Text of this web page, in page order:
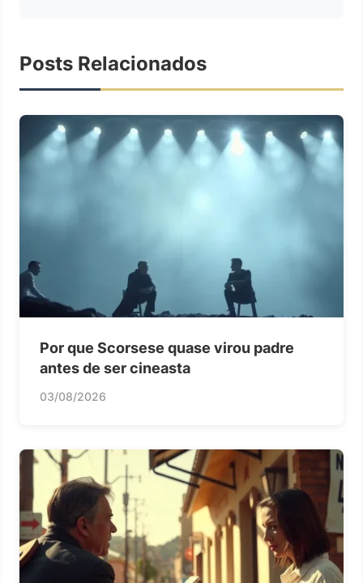
Posts Relacionados
Por que Scorsese quase virou padre
antes de ser cineasta
03/08/2026